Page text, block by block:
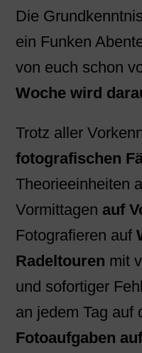
Die
ein Funken
von euch schon
Woche wird
Trotz aller
fotografischen
Theorieeinheiten
Vormittagen auf
Fotografieren auf
Radeltouren mit
und sofortiger
an jedem Tag auf
Fotoaufgaben auf